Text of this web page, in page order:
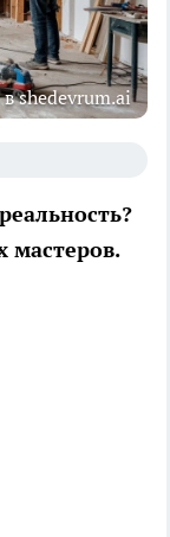
shedevrum.ai
мастеров.